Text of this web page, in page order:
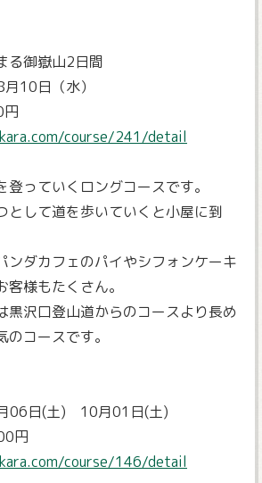
る御嶽山2日間
10日（水）
course/241/detail
っていくロングコースです。
として道を歩いていくと小屋に到
ンダカフェのパイやシフォンケーキ
様もたくさん。
黒沢口登山道からのコースより長め
コースです。
06日(土) 10月01日(土)
円
course/146/detail